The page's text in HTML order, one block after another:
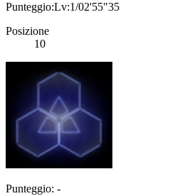
Punteggio:Lv:1/02'55"35
Posizione
10
Punteggio: -